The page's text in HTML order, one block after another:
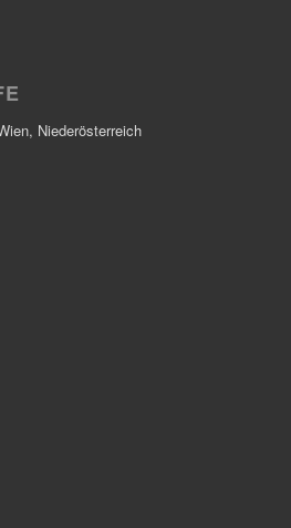
Niederösterreich